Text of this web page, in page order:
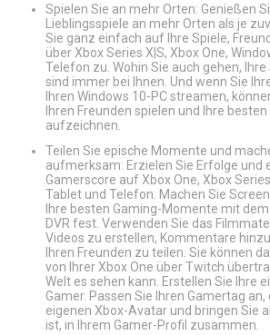
Spielen Sie an mehr Orten: Genießen
Lieblingsspiele an mehr Orten als je
Sie ganz einfach auf Ihre Spiele,
über Xbox Series X|S, Xbox One,
Telefon zu. Wohin Sie auch gehen,
sind immer bei Ihnen. Und wenn Sie
Ihren Windows 10-PC streamen,
Ihren Freunden spielen und Ihre
aufzeichnen.
Teilen Sie epische Momente und
aufmerksam: Erzielen Sie Erfolge und
Gamerscore auf Xbox One, Xbox
Tablet und Telefon. Machen Sie
Ihre besten Gaming-Momente mit
DVR fest. Verwenden Sie das
Videos zu erstellen, Kommentare
Ihren Freunden zu teilen. Sie können
von Ihrer Xbox One über Twitch
Welt es sehen kann. Erstellen Sie Ihre
Gamer. Passen Sie Ihren Gamertag
eigenen Xbox-Avatar und bringen Sie
ist, in Ihrem Gamer-Profil zusammen.